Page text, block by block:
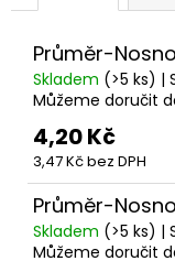
Průměr-
Skladem (>5 ks) |
Můžeme doručit
4,20 Kč
3,47 Kč bez DPH
Průměr-
Skladem (>5 ks) |
Můžeme doručit
CAT
TROJHÁČKY
TREBLE
HOOK
STRONG
DG
219
Kč